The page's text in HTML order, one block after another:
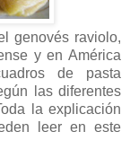
genovés raviolo,
y en América
de pasta
las diferentes
la explicación
leer en este